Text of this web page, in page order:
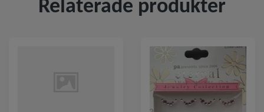
Relaterade produkter